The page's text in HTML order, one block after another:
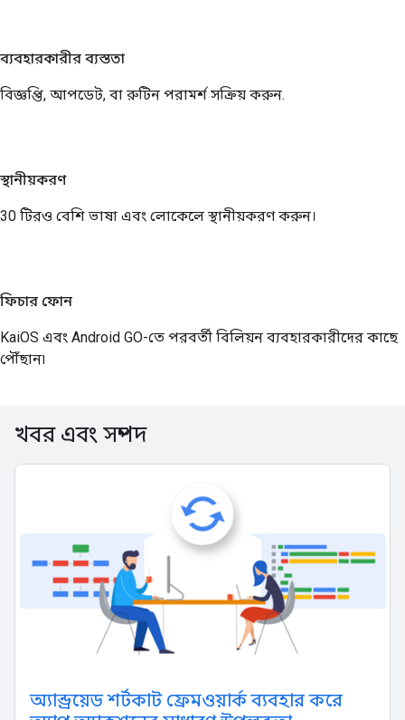
ব্যবহারকারীর ব্যস্ততা
বিজ্ঞপ্তি, আপডেট, বা রুটিন পরামর্শ সক্রিয় করুন.
স্থানীয়করণ
30 টিরও বেশি ভাষা এবং লোকেলে স্থানীয়করণ করুন।
ফিচার ফোন
KaiOS এবং Android GO-তে পরবর্তী বিলিয়ন ব্যবহারকারীদের কাছে
পৌঁছান৷
খবর এবং সম্পদ
অ্যান্ড্রয়েড শর্টকাট ফ্রেমওয়ার্ক ব্যবহার করে